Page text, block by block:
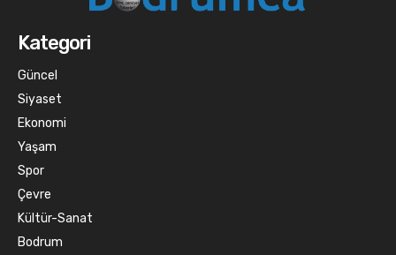
Kategori
Güncel
Siyaset
Ekonomi
Yaşam
Spor
Çevre
Kültür-Sanat
Bodrum